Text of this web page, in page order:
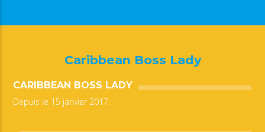
Caribbean Boss Lady
CARIBBEAN BOSS LADY
Depuis le 15 janvier 2017.